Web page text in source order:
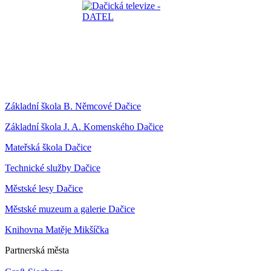
Základní škola B. Němcové Dačice
Základní škola J. A. Komenského Dačice
Mateřská škola Dačice
Technické služby Dačice
Městské lesy Dačice
Městské muzeum a galerie Dačice
Knihovna Matěje Mikšíčka
Partnerská města